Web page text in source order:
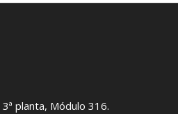
planta, Módulo 316.